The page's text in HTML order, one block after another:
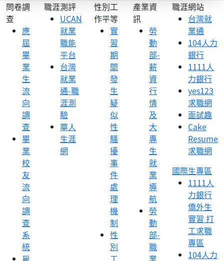
問卷調
查
應
屆
畢
業
生
流
向
調
查
畢
業
校
友
流
向
調
查
系
統
職涯測評
UCAN
就業
職能
平台
台灣
就業
通-職
涯測
驗
華人
生涯
網
性別工
作平等
實
習
期
間
發
生
疑
似
性
騷
擾
事
件
處
理
機
制
性
別
產業資
訊
勞
動
部-
薪
資
行
情
及
大
專
生
就
業
導
航
勞
動
部-
職
職涯網站
台灣就
業通
104人力
銀行
1111人
力銀行
yes123
求職網
面試趣
Cake
Resume
求職網
國際生專區
1111人
力銀行
僑外生
實習 打
工求職
專區
104人力